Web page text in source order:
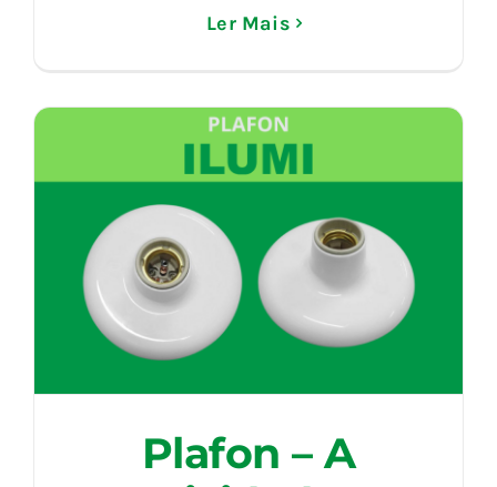
Ler Mais
Plafon – A